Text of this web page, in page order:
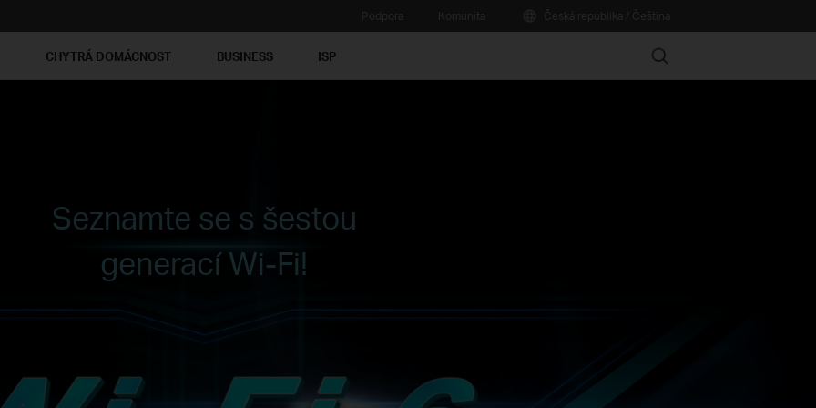
CHYTRÁ DOMÁCNOST BUSINESS ISP Search
Seznamte se s šestou
generací Wi-Fi!